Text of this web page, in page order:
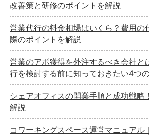
改善策と研修のポイントを解説
営業代行の料金相場はいくら？費用の
際のポイントを解説
営業のアポ獲得を外注するべき会社と
行を検討する前に知っておきたい4つ
シェアオフィスの開業手順と成功戦略
解説
コワーキングスペース運営マニュアル